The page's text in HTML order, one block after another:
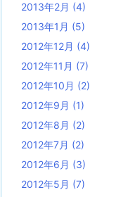
2013年2月 (4)
2013年1月 (5)
2012年12月 (4)
2012年11月 (7)
2012年10月 (2)
2012年9月 (1)
2012年8月 (2)
2012年7月 (2)
2012年6月 (3)
2012年5月 (7)